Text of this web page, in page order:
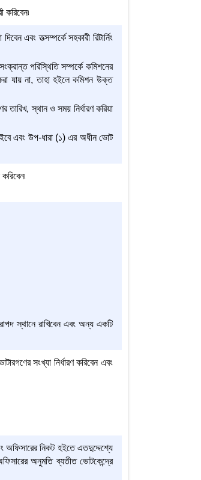
করিবেন৷
এবং তত্সম্পর্কে সহকারী রিটার্নিং
পরিস্থিতি সম্পর্কে কমিশনের
যায় না, তাহা হইলে কমিশন উক্ত
স্থান ও সময় নির্ধারণ করিয়া
এবং উপ-ধারা (১) এর অধীন ভোট
স্থানে রাখিবেন এবং অন্য একটি
সংখ্যা নির্ধারণ করিবেন এবং
নিকট হইতে এতদুদ্দেশ্যে
অনুমতি ব্যতীত ভোটকেন্দ্রে